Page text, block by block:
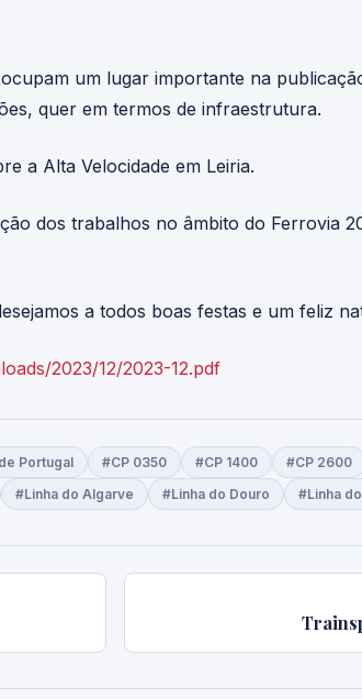
um lugar importante na
quer em termos de infraestrutura.
a Alta Velocidade em Leiria.
dos trabalhos no âmbito do Ferrovia
a todos boas festas e um feliz
2023/12/2023-12.pdf
Portugal #CP 0350 #CP 1400 #CP 2600
#Linha do Algarve #Linha do Douro #Linha